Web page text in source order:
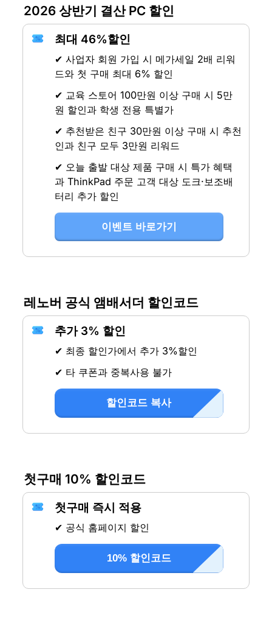
2026 상반기 결산 PC 할인
최대 46%할인
✔ 사업자 회원 가입 시 메가세일 2배 리워
드와 첫 구매 최대 6% 할인
✔ 교육 스토어 100만원 이상 구매 시 5만
원 할인과 학생 전용 특별가
✔ 추천받은 친구 30만원 이상 구매 시 추천
인과 친구 모두 3만원 리워드
✔ 오늘 출발 대상 제품 구매 시 특가 혜택
과 ThinkPad 주문 고객 대상 도크·보조배
터리 추가 할인
이벤트 바로가기
레노버 공식 앰배서더 할인코드
추가 3% 할인
✔ 최종 할인가에서 추가 3%할인
✔ 타 쿠폰과 중복사용 불가
할인코드 복사
첫구매 10% 할인코드
첫구매 즉시 적용
✔ 공식 홈페이지 할인
10% 할인코드